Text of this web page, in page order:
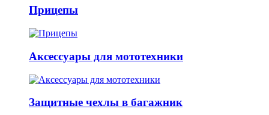
Прицепы
Аксессуары для мототехники
Защитные чехлы в багажник